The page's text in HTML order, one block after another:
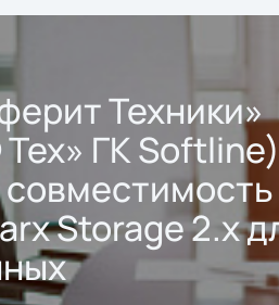
Техники»
ГК Softline)
Storage 2.x